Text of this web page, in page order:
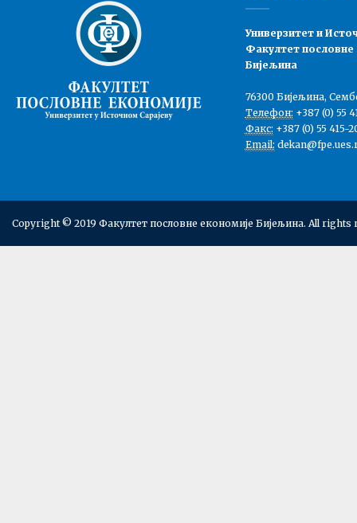
Универзитет и
Факултет пословне
Бијељина
76300 Бијељина,
Телефон: +387 (0) 55
Факс: +387 (0) 55 415-
Email:
Copyright © 2019 Факултет пословне економије Бијељина. All rights